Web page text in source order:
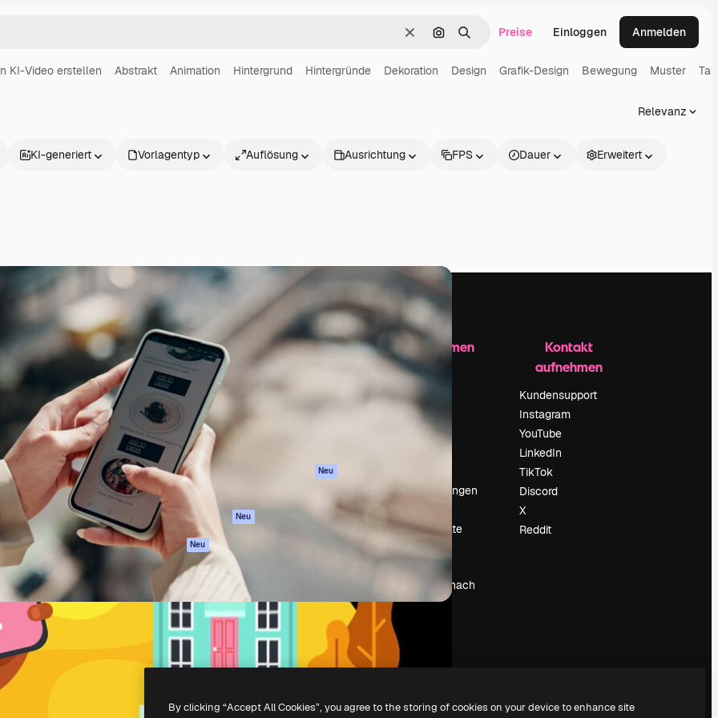
LöschenNach Bild suchen
SuchenPreise Einloggen Anmelden
KI-Video erstellen Abstrakt Animation Hintergrund Hintergründe Dekoration Design Grafik-Design Bewegung Muster
Relevanz
KI-generiert Vorlagentyp Auflösung Ausrichtung FPS Dauer Erweitert
um deine beste
Mehr als 1 Million
Kreativen, Unternehmen,
Produkte
Spaces
KI-Assistent
KI-Bildgenerator
KI-Videogenerator
KI-
Stimmengenerator
Stock-Inhalte
MCP für
Claude/ChatGPT
Neu
Agenten Neu
API
Mobile App
Alle Magnific-Tools
Loslegen
Dokumentation
Neu
Cookie-Richtlinie
Vertrauenszentrum
Unternehmen
Preise
Über uns
Reviews
Karriere
Suchtrends
Veranstaltungen
Deine Inhalte
verkaufen
Pressesaal
Suchst du nach
magnific.ai
Kontakt
aufnehmen
Kundensupport
Instagram
YouTube
LinkedIn
TikTok
Discord
X
Reddit
2026Freepik Company S.L.U. Alle Rechte vorbehalten
By clicking “Accept All Cookies”, you agree to the storing of cookies on your device to enhance site